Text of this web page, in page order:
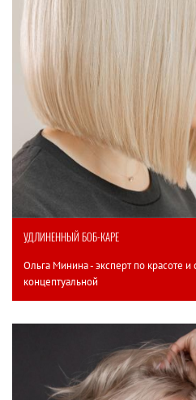
УДЛИНЕННЫЙ БОБ-КАРЕ
Ольга Минина - эксперт по красоте
концептуальной